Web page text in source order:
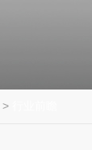
>